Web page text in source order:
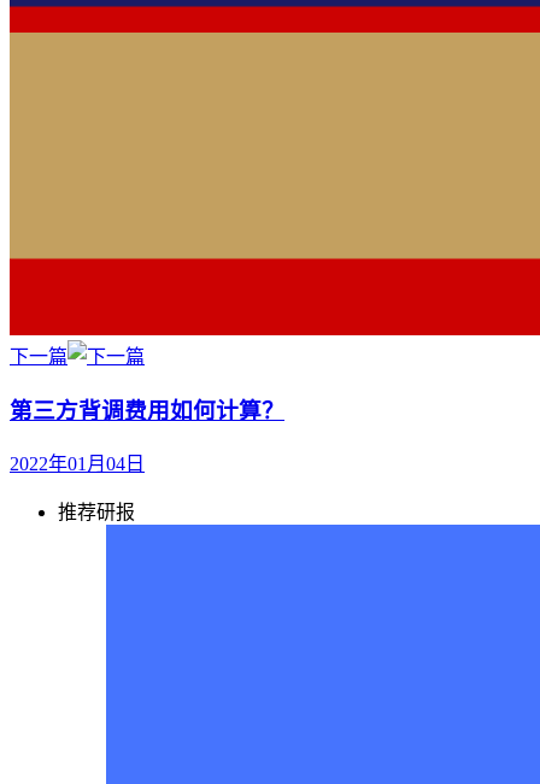
下一篇
第三方背调费用如何计算？
2022年01月04日
推荐研报